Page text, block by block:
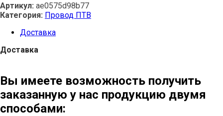
Артикул: ae0575d98b77
Категория: Провод ПТВ
Доставка
Доставка
Вы имеете возможность получить
заказанную у нас продукцию двумя
способами: